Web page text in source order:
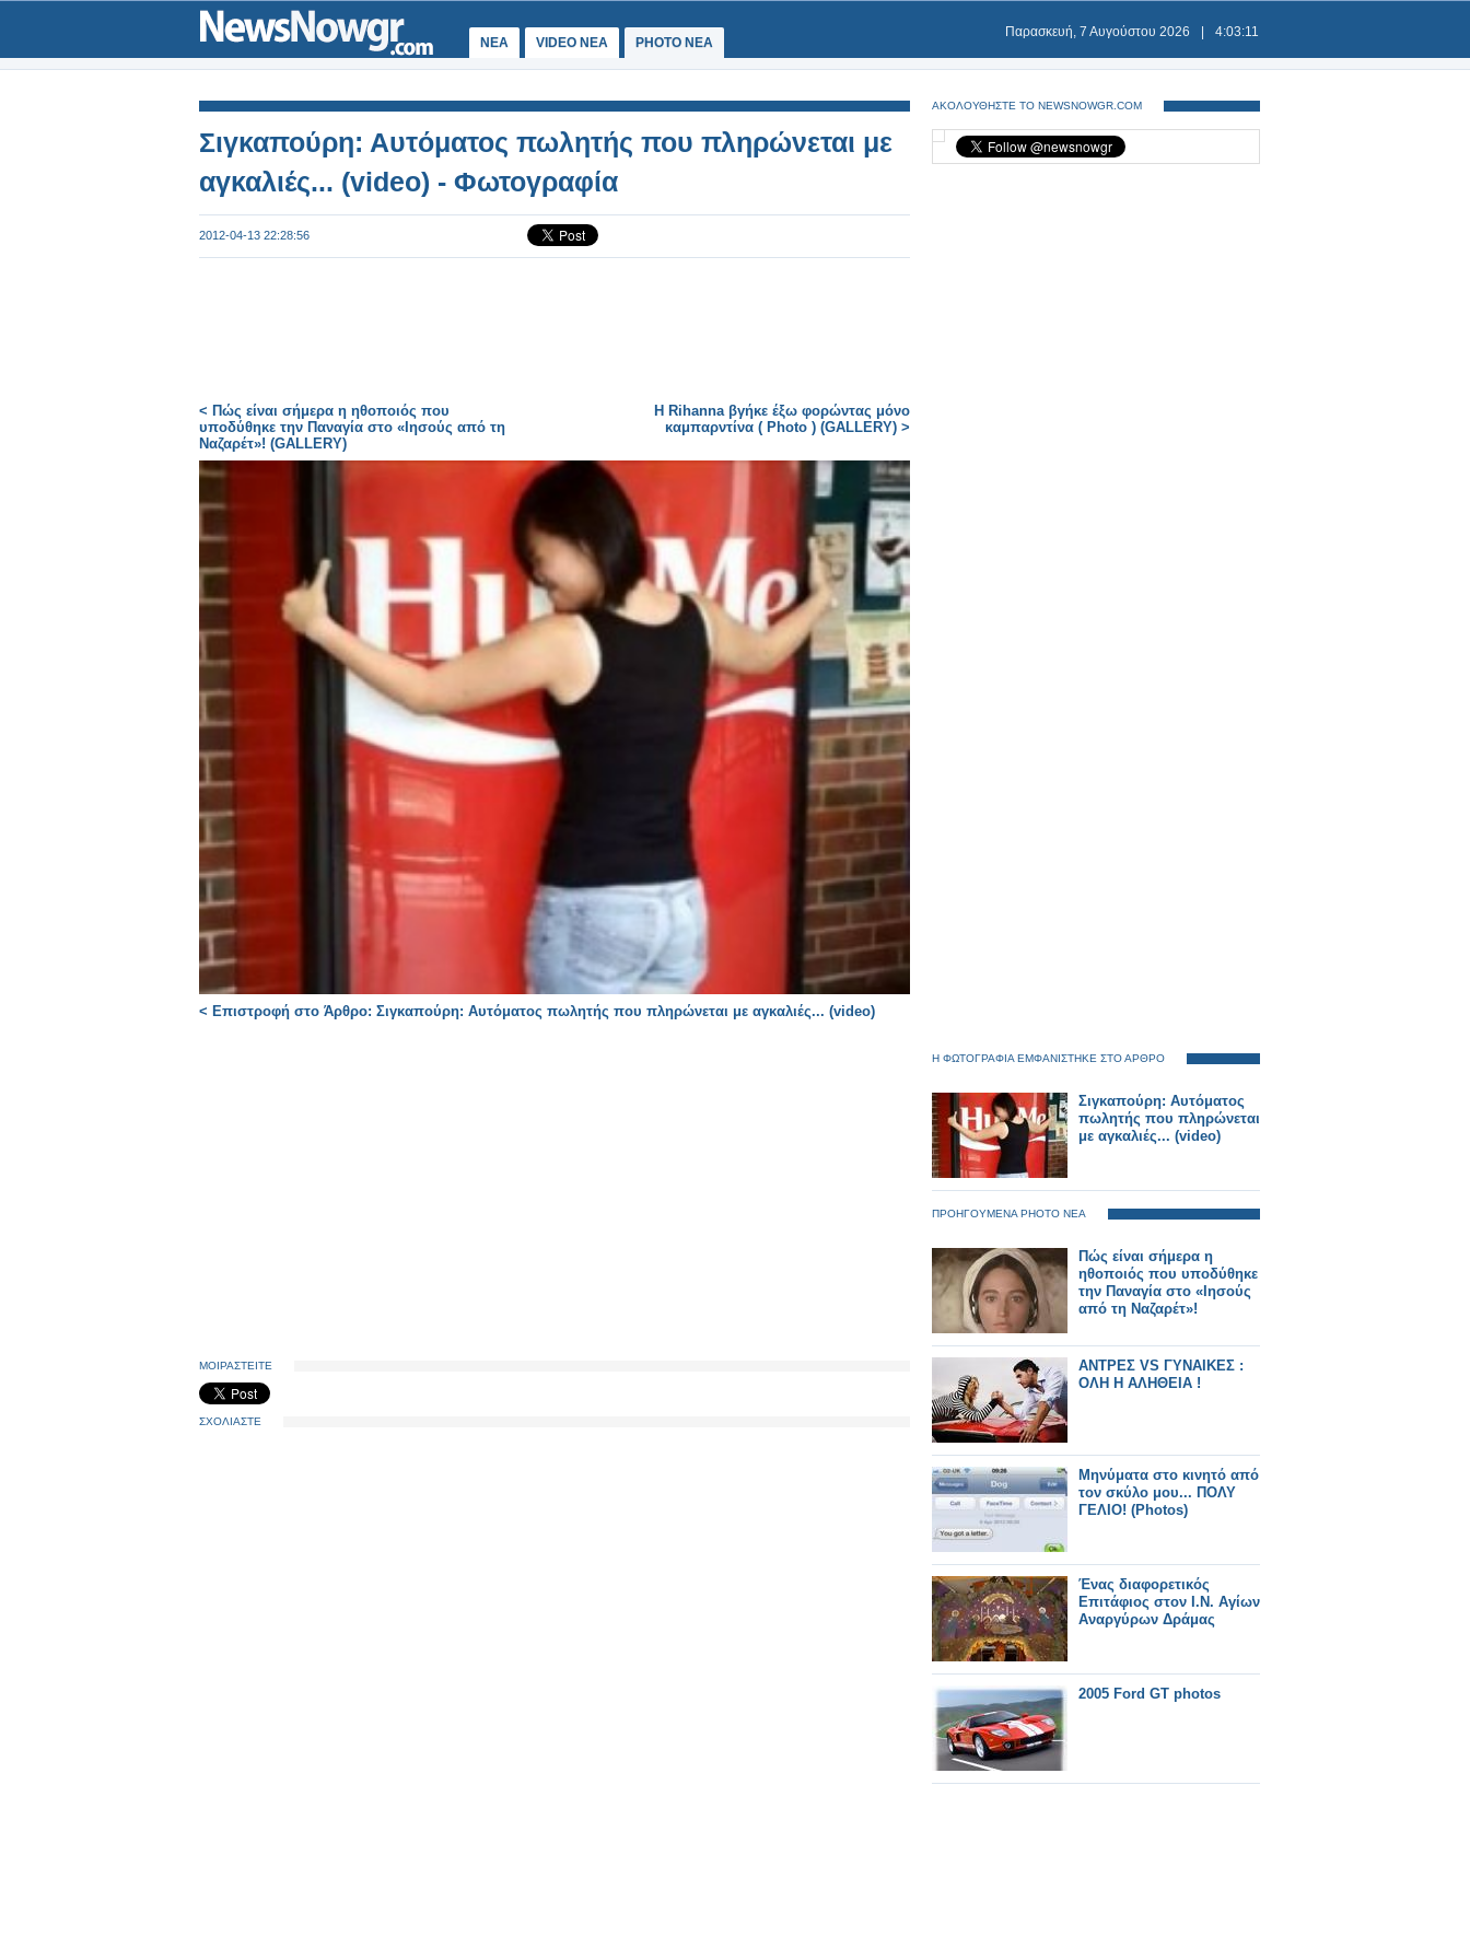
ΝΕΑ VIDEO NEA PHOTO NEA
Παρασκευή, 7 Αυγούστου 2026 4:03:11
Σιγκαπούρη: Αυτόματος πωλητής που πληρώνεται με
αγκαλιές... (video) - Φωτογραφία
2012-04-13 22:28:56
< Πώς είναι σήμερα η ηθοποιός που
υποδύθηκε την Παναγία στο «Ιησούς από τη
Ναζαρέτ»! (GALLERY)
Η Rihanna βγήκε έξω φορώντας μόνο
καμπαρντίνα ( Photo ) (GALLERY) >
< Επιστροφή στο Άρθρο: Σιγκαπούρη: Αυτόματος πωλητής που πληρώνεται με αγκαλιές... (video)
ΜΟΙΡΑΣΤΕΙΤΕ
ΣΧΟΛΙΑΣΤΕ
ΑΚΟΛΟΥΘΗΣΤΕ ΤΟ NEWSNOWGR.COM
Η ΦΩΤΟΓΡΑΦΙΑ ΕΜΦΑΝΙΣΤΗΚΕ ΣΤΟ ΑΡΘΡΟ
Σιγκαπούρη: Αυτόματος
πωλητής που πληρώνεται
με αγκαλιές... (video)
ΠΡΟΗΓΟΥΜΕΝΑ PHOTO ΝΕΑ
Πώς είναι σήμερα η
ηθοποιός που υποδύθηκε
την Παναγία στο «Ιησούς
από τη Ναζαρέτ»!
ΑΝΤΡΕΣ VS ΓΥΝΑΙΚΕΣ :
ΟΛΗ Η ΑΛΗΘΕΙΑ !
Μηνύματα στο κινητό από
τον σκύλο μου... ΠΟΛΥ
ΓΕΛΙΟ! (Photos)
Ένας διαφορετικός
Επιτάφιος στον Ι.Ν. Αγίων
Αναργύρων Δράμας
2005 Ford GT photos